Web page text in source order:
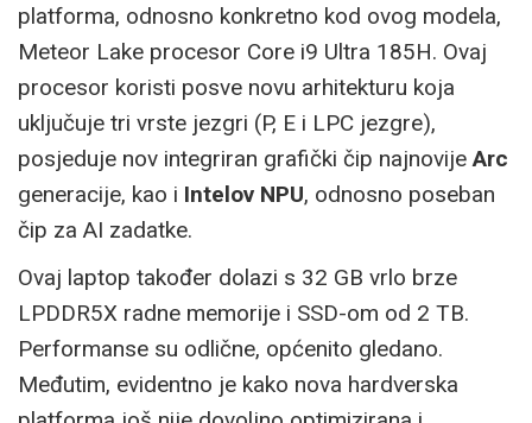
platforma, odnosno konkretno kod ovog modela,
Meteor Lake procesor Core i9 Ultra 185H. Ovaj
procesor koristi posve novu arhitekturu koja
uključuje tri vrste jezgri (P, E i LPC jezgre),
posjeduje nov integriran grafički čip najnovijeArc
generacije, kao i Intelov NPU, odnosno poseban
čip za AI zadatke.
Ovaj laptop također dolazi s 32 GB vrlo brze
LPDDR5X radne memorije i SSD-om od 2 TB.
Performanse su odlične, općenito gledano.
Međutim, evidentno je kako nova hardverska